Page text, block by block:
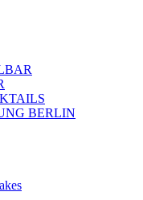
BERLIN